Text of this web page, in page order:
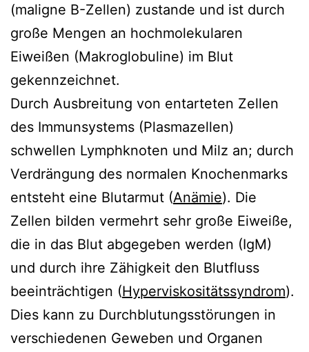
(maligne B-Zellen) zustande und ist durch
große Mengen an hochmolekularen
Eiweißen (Makroglobuline) im Blut
gekennzeichnet.
Durch Ausbreitung von entarteten Zellen
des Immunsystems (Plasmazellen)
schwellen Lymphknoten und Milz an; durch
Verdrängung des normalen Knochenmarks
entsteht eine Blutarmut (Anämie). Die
Zellen bilden vermehrt sehr große Eiweiße,
die in das Blut abgegeben werden (IgM)
und durch ihre Zähigkeit den Blutfluss
beeinträchtigen (Hyperviskositätssyndrom).
Dies kann zu Durchblutungsstörungen in
verschiedenen Geweben und Organen